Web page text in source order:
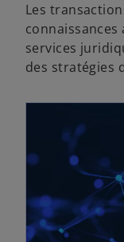
Les
services
des stratégies